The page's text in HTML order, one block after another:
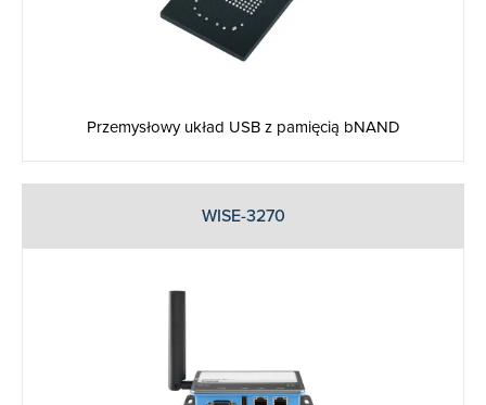
Przemysłowy układ USB z pamięcią bNAND
WISE-3270